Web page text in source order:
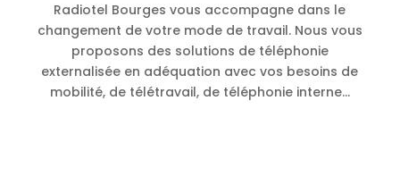
Radiotel Bourges vous accompagne dans le
changement de votre mode de travail. Nous vous
proposons des solutions de téléphonie
externalisée en adéquation avec vos besoins de
mobilité, de télétravail, de téléphonie interne…